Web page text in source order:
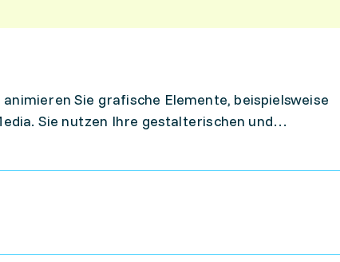
Sie grafische Elemente, beispielsweise
Sie nutzen Ihre gestalterischen und